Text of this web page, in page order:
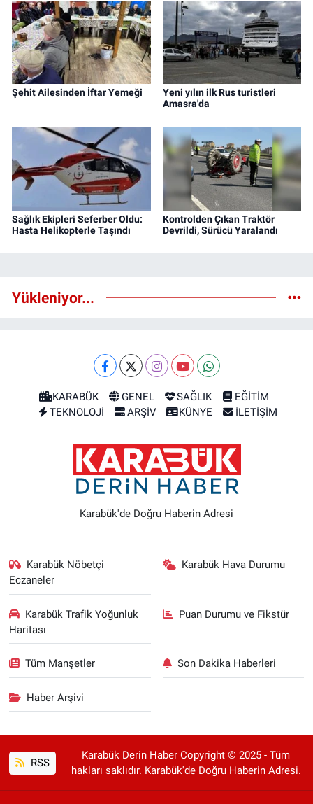
Şehit Ailesinden İftar Yemeği
Yeni yılın ilk Rus turistleri
Amasra'da
Sağlık Ekipleri Seferber Oldu:
Hasta Helikopterle Taşındı
Kontrolden Çıkan Traktör
Devrildi, Sürücü Yaralandı
Yükleniyor...
KARABÜK GENEL SAĞLIK
EĞİTİM
TEKNOLOJİ
ARŞİV KÜNYE İLETİŞİM
Karabük'de Doğru Haberin Adresi
Karabük Nöbetçi
Eczaneler
Karabük Hava Durumu
Karabük Trafik Yoğunluk
Haritası
Puan Durumu ve Fikstür
Tüm Manşetler Son Dakika Haberleri
Haber Arşivi
RSS
Karabük Derin Haber Copyright © 2025 - Tüm
hakları saklıdır. Karabük'de Doğru Haberin Adresi.